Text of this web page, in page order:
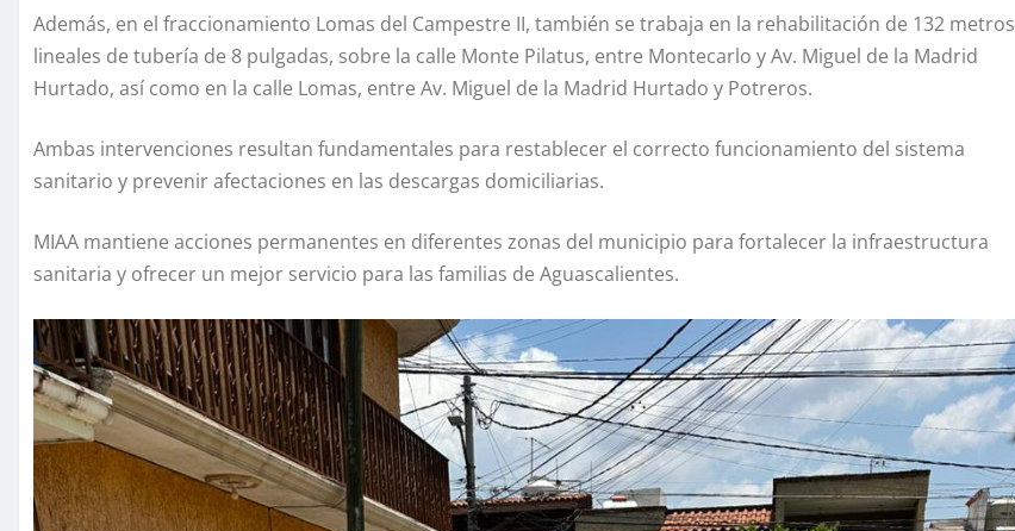
Además, en el fraccionamiento Lomas del Campestre II, también se trabaja en la rehabilitación de 132 metros
lineales de tubería de 8 pulgadas, sobre la calle Monte Pilatus, entre Montecarlo y Av. Miguel de la Madrid
Hurtado, así como en la calle Lomas, entre Av. Miguel de la Madrid Hurtado y Potreros.
Ambas intervenciones resultan fundamentales para restablecer el correcto funcionamiento del sistema
sanitario y prevenir afectaciones en las descargas domiciliarias.
MIAA mantiene acciones permanentes en diferentes zonas del municipio para fortalecer la infraestructura
sanitaria y ofrecer un mejor servicio para las familias de Aguascalientes.